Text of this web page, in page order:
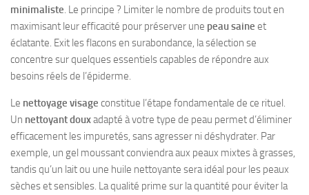
minimaliste. Le principe ? Limiter le nombre de produits tout en
maximisant leur efficacité pour préserver une peau saine et
éclatante. Exit les flacons en surabondance, la sélection se
concentre sur quelques essentiels capables de répondre aux
besoins réels de l’épiderme.
Le nettoyage visage constitue l’étape fondamentale de ce rituel.
Un nettoyant douxadapté à votre type de peau permet d’éliminer
efficacement les impuretés, sans agresser ni déshydrater. Par
exemple, un gel moussant conviendra aux peaux mixtes à grasses,
tandis qu’un lait ou une huile nettoyante sera idéal pour les peaux
sèches et sensibles. La qualité prime sur la quantité pour éviter la